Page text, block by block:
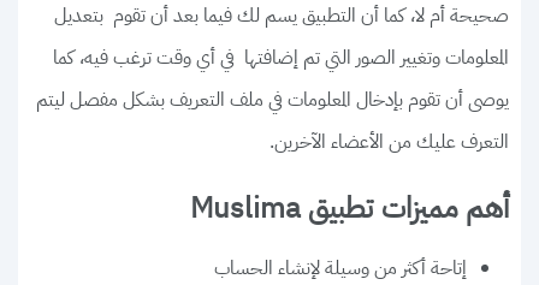
صحيحة أم لا، كما أن التطبيق يسم لك فيما بعد أن تقوم بتعديل
المعلومات وتغيير الصور التي تم إضافتها في أي وقت ترغب فيه، كما
يوصى أن تقوم بإدخال المعلومات في ملف التعريف بشكل مفصل ليتم
التعرف عليك من الأعضاء الآخرين.
أهم مميزات تطبيق Muslima
إتاحة أكثر من وسيلة لإنشاء الحساب